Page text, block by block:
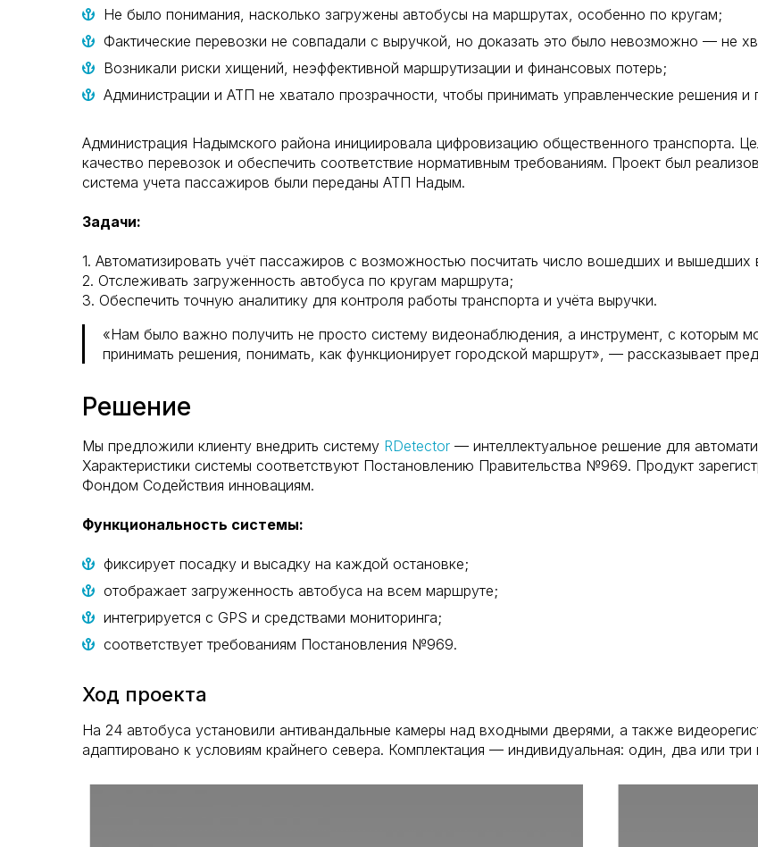
Не было понимания, насколько загружены автобусы на маршрутах, особенно по кругам;
Фактические перевозки не совпадали с выручкой, но доказать это было невозможно — не
Возникали риски хищений, неэффективной маршрутизации и финансовых потерь;
Администрации и АТП не хватало прозрачности, чтобы принимать управленческие решения и
Администрация Надымского района инициировала цифровизацию общественного транспорта.
качество перевозок и обеспечить соответствие нормативным требованиям. Проект был
система учета пассажиров были переданы АТП Надым.
Задачи:
1. Автоматизировать учёт пассажиров с возможностью посчитать число вошедших и вышедших
2. Отслеживать загруженность автобуса по кругам маршрута;
3. Обеспечить точную аналитику для контроля работы транспорта и учёта выручки.
«Нам было важно получить не просто систему видеонаблюдения, а инструмент, с которым
принимать решения, понимать, как функционирует городской маршрут», — рассказывает
Решение
Мы предложили клиенту внедрить систему RDetector — интеллектуальное решение для
Характеристики системы соответствуют Постановлению Правительства №969. Продукт
Фондом Содействия инновациям.
Функциональность системы:
фиксирует посадку и высадку на каждой остановке;
отображает загруженность автобуса на всем маршруте;
интегрируется с GPS и средствами мониторинга;
соответствует требованиям Постановления №969.
Ход проекта
На 24 автобуса установили антивандальные камеры над входными дверями, а также
адаптировано к условиям крайнего севера. Комплектация — индивидуальная: один, два или